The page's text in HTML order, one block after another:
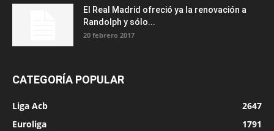
El Real Madrid ofreció ya la renovación a
Randolph y sólo...
20 febrero 2017
CATEGORÍA POPULAR
Liga Acb
2647
Euroliga
1791